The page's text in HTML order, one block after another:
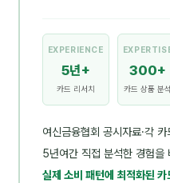
EXPERIENCE
5년+
카드 리서치
300+
카드 상품 분석
여신금융협회 공시자료·각
5년여간 직접 분석한 경험을
실제 소비 패턴에 최적화된 카